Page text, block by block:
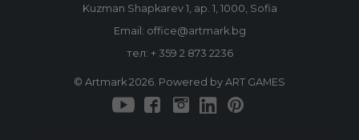
Kuzman Shapkarev 1, ap. 1, 1000, Sofia
Email: office@artmark.bg
тел: + 359 2 873 2236
© Artmark 2026. Powered by ART GAMES